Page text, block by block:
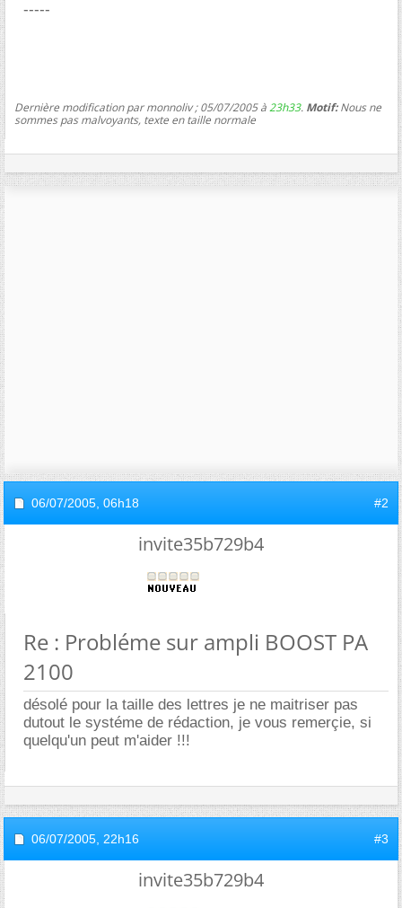
-----
Dernière modification par monnoliv ; 05/07/2005 à23h33. Motif:Nous ne
sommes pas malvoyants, texte en taille normale
06/07/2005, 06h18 #2
invite35b729b4
Re : Probléme sur ampli BOOST PA
2100
désolé pour la taille des lettres je ne maitriser pas
dutout le systéme de rédaction, je vous remerçie, si
quelqu'un peut m'aider !!!
06/07/2005, 22h16 #3
invite35b729b4